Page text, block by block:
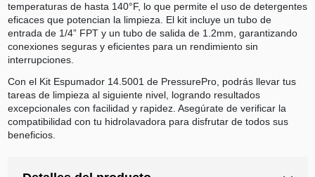
temperaturas de hasta 140°F, lo que permite el uso de detergentes
eficaces que potencian la limpieza. El kit incluye un tubo de
entrada de 1/4” FPT y un tubo de salida de 1.2mm, garantizando
conexiones seguras y eficientes para un rendimiento sin
interrupciones.
Con el Kit Espumador 14.5001 de PressurePro, podrás llevar tus
tareas de limpieza al siguiente nivel, logrando resultados
excepcionales con facilidad y rapidez. Asegúrate de verificar la
compatibilidad con tu hidrolavadora para disfrutar de todos sus
beneficios.